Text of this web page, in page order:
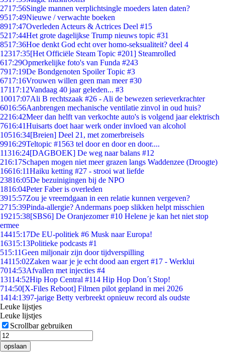
2717:56Single mannen verplichtsingle moeders laten daten?
9517:49Nieuwe / verwachte boeken
8917:47Overleden Acteurs & Actrices Deel #15
5217:44Het grote dagelijkse Trump nieuws topic #31
8517:36Hoe denkt God echt over homo-seksualiteit? deel 4
12317:35[Het Officiële Steam Topic #201] Steamrolled
617:29Opmerkelijke foto's van Funda #243
7917:19De Bondgenoten Spoiler Topic #3
6717:16Vrouwen willen geen man meer #30
17117:12Vandaag 40 jaar geleden... #3
10017:07Ali B rechtszaak #26 - Ali de bewezen serieverkrachter
6016:56Aanbrengen mechanische ventilatie zinvol in oud huis?
2216:42Meer dan helft van verkochte auto's is volgend jaar elektrisch
7616:41Huisarts doet haar werk onder invloed van alcohol
10516:34[Breien] Deel 21, met zomerbreisels
9916:29Teltopic #1563 tel door en door en door....
11316:24[DAGBOEK] De weg naar balans #12
216:17Schapen mogen niet meer grazen langs Waddenzee (Droogte)
16616:11Haiku ketting #27 - strooi wat liefde
23816:05De bezuinigingen bij de NPO
1816:04Peter Faber is overleden
3915:57Zou je vreemdgaan in een relatie kunnen vergeven?
2715:39Pinda-allergie? Andermans poep slikken helpt misschien
19215:38[SBS6] De Oranjezomer #10 Helene je kan het niet stop
ermee
14415:17De EU-politiek #6 Musk naar Europa!
16315:13Politieke podcasts #1
515:11Geen miljonair zijn door tijdverspilling
14115:02Zaken waar je je echt dood aan ergert #17 - Werklui
7014:53Afvallen met injecties #4
13114:52Hip Hop Central #114 Hip Hop Don´t Stop!
714:50[X-Files Reboot] Filmen pilot gepland in mei 2026
1414:1397-jarige Betty verbreekt opnieuw record als oudste
Leuke lijstjes
Leuke lijstjes
Scrollbar gebruiken
opslaan